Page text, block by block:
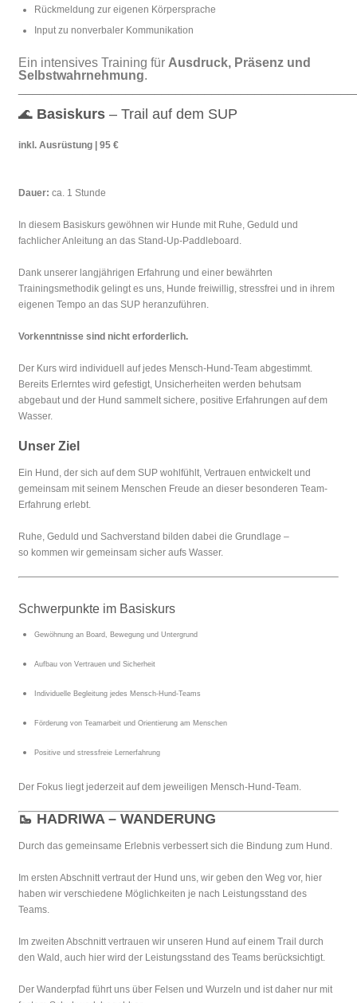
Rückmeldung zur eigenen Körpersprache
Input zu nonverbaler Kommunikation
Ein intensives Training für Ausdruck, Präsenz und
Selbstwahrnehmung.
🌊 Basiskurs – Trail auf dem SUP
inkl. Ausrüstung | 95 €
Dauer: ca. 1 Stunde
In diesem Basiskurs gewöhnen wir Hunde mit Ruhe, Geduld und
fachlicher Anleitung an das Stand-Up-Paddleboard.
Dank unserer langjährigen Erfahrung und einer bewährten
Trainingsmethodik gelingt es uns, Hunde freiwillig, stressfrei und in ihrem
eigenen Tempo an das SUP heranzuführen.
Vorkenntnisse sind nicht erforderlich.
Der Kurs wird individuell auf jedes Mensch-Hund-Team abgestimmt.
Bereits Erlerntes wird gefestigt, Unsicherheiten werden behutsam
abgebaut und der Hund sammelt sichere, positive Erfahrungen auf dem
Wasser.
Unser Ziel
Ein Hund, der sich auf dem SUP wohlfühlt, Vertrauen entwickelt und
gemeinsam mit seinem Menschen Freude an dieser besonderen Team-
Erfahrung erlebt.
Ruhe, Geduld und Sachverstand bilden dabei die Grundlage –
so kommen wir gemeinsam sicher aufs Wasser.
Schwerpunkte im Basiskurs
Gewöhnung an Board, Bewegung und Untergrund
Aufbau von Vertrauen und Sicherheit
Individuelle Begleitung jedes Mensch-Hund-Teams
Förderung von Teamarbeit und Orientierung am Menschen
Positive und stressfreie Lernerfahrung
Der Fokus liegt jederzeit auf dem jeweiligen Mensch-Hund-Team.
🥾 HADRIWA – WANDERUNG
Durch das gemeinsame Erlebnis verbessert sich die Bindung zum Hund.
Im ersten Abschnitt vertraut der Hund uns, wir geben den Weg vor, hier
haben wir verschiedene Möglichkeiten je nach Leistungsstand des
Teams.
Im zweiten Abschnitt vertrauen wir unseren Hund auf einem Trail durch
den Wald, auch hier wird der Leistungsstand des Teams berücksichtigt.
Der Wanderpfad führt uns über Felsen und Wurzeln und ist daher nur mit